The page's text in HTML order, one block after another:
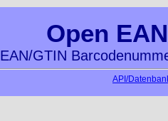
Open
EAN/GTIN
API/